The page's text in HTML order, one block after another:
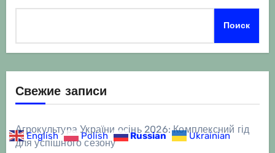
Поиск
Свежие записи
Агрокультура України осінь 2026: Комплексний гід
для успішного сезону
English Polish Russian Ukrainian